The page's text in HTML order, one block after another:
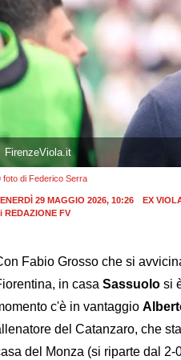
FirenzeViola.it
foto di Federico Serra
29 MAGGIO 2026, 10:26
EX
REDAZIONE FV
Fabio Grosso che si
in casa Sassuolo si
c'è in vantaggio
del Catanzaro, che
del Monza (si riparte dal